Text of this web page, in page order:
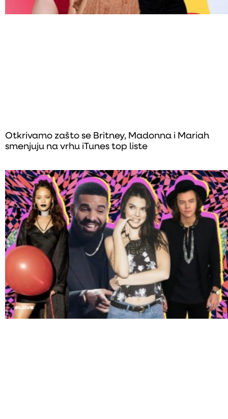
Otkrivamo zašto se Britney, Madonna i Mariah
smenjuju na vrhu iTunes top liste